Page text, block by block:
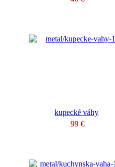
kupecké váhy
99 €